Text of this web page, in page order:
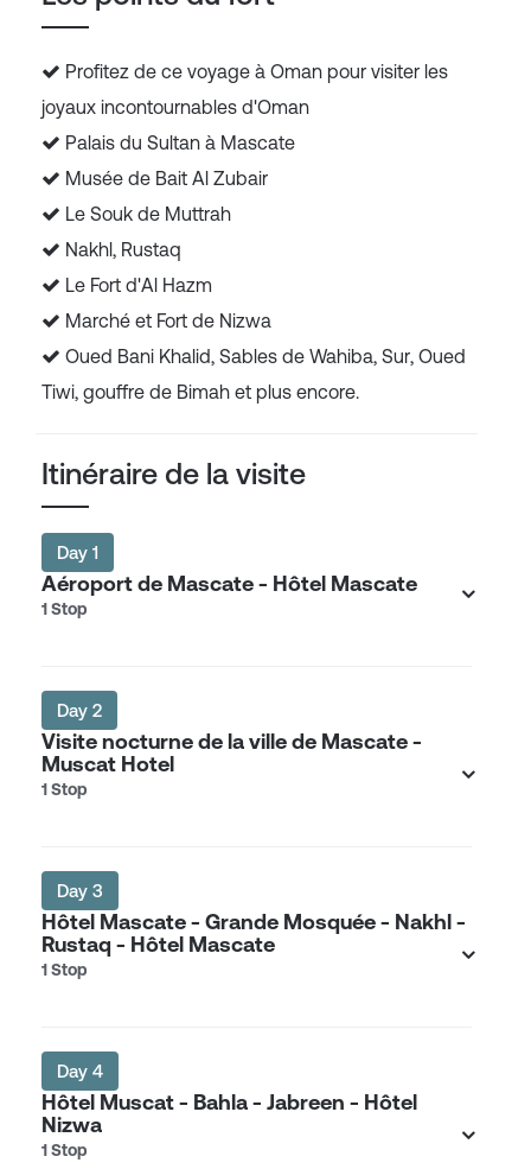
Profitez de ce voyage à Oman pour visiter les
joyaux incontournables d'Oman
Palais du Sultan à Mascate
Musée de Bait Al Zubair
Le Souk de Muttrah
Nakhl, Rustaq
Le Fort d'Al Hazm
Marché et Fort de Nizwa
Oued Bani Khalid, Sables de Wahiba, Sur, Oued
Tiwi, gouffre de Bimah et plus encore.
Itinéraire de la visite
Day 1
Aéroport de Mascate - Hôtel Mascate
1 Stop
Day 2
Visite nocturne de la ville de Mascate -
Muscat Hotel
1 Stop
Day 3
Hôtel Mascate - Grande Mosquée - Nakhl -
Rustaq - Hôtel Mascate
1 Stop
Day 4
Hôtel Muscat - Bahla - Jabreen - Hôtel
Nizwa
1 Stop